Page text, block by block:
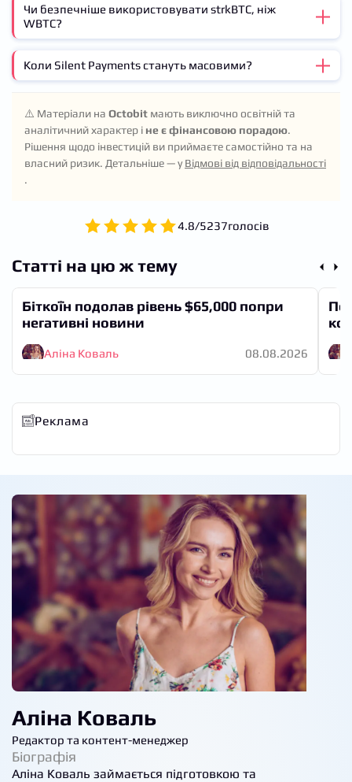
Федерація з 5 учасників потребує консенсусу для руху
BTC. Відмова одного учасника може заблокувати
транзакції до відновлення чи зміни складу федерації.
Чи безпечніше використовувати strkBTC, ніж
WBTC?
Залежить від критеріїв. strkBTC додає приватність,
але й додає федерацію та аудитора. WBTC має єдиного
Обидва вимагають довіри до посередників.
Коли Silent Payments стануть масовими?
BIP 352 просувається в інтеграції гаманців, але це
вузька приватність (лише рівень отримувача).
Масове впровадження залежить від підтримки
великих гаманців і бірж. Поки що це рішення для
технічних користувачів.
⚠️ Матеріали на Octobit мають виключно освітній та
аналітичний характер і не є фінансовою порадою.
Рішення щодо інвестицій ви приймаєте самостійно та на
власний ризик. Детальніше — уВідмові від відповідальності
.
4.8/5237голосів
Статті на цю ж тему
Біткоїн подолав рівень $65,000 попри
негативні новини
Аліна Коваль 08.08.2026
Реклама
Аліна Коваль
Редактор та контент-менеджер
Біографія
Аліна Коваль займається підготовкою та